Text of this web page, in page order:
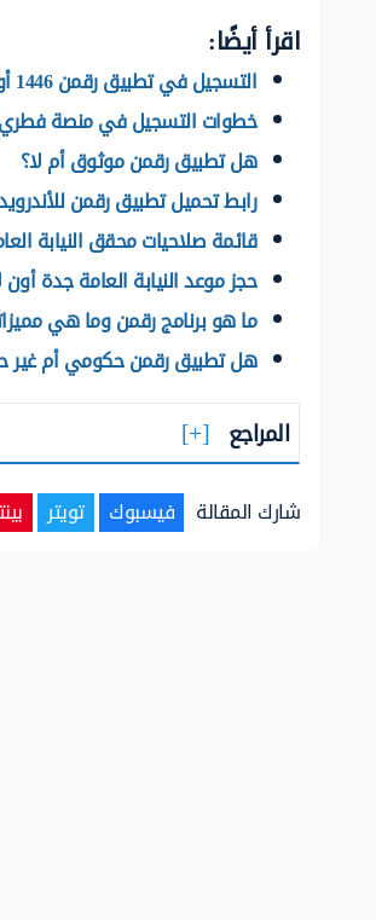
اقرأ أيضًا:
التسجيل في تطبيق رقمن 1446 أون لاين
خطوات التسجيل في منصة فطري
هل تطبيق رقمن موثوق أم لا؟
رابط تحميل تطبيق رقمن
قائمة صلاحيات محقق النيابة
حجز موعد النيابة العامة جدة أون
ما هو برنامج رقمن وما هي
هل تطبيق رقمن حكومي أم غير
المراجع
شارك المقالة فيسبوك تويتر